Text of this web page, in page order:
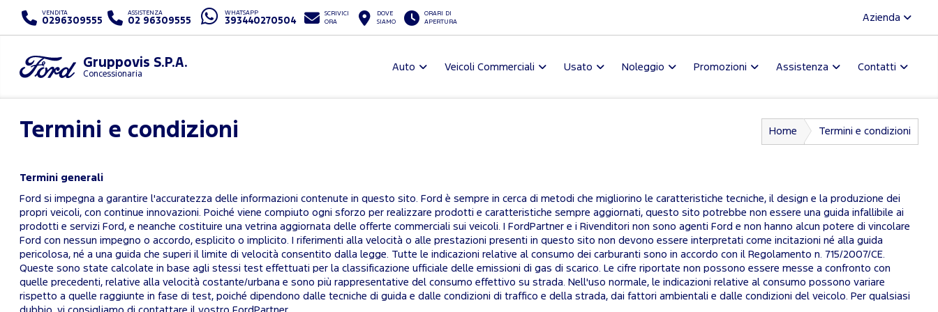
VENDITA
0296309555
ASSISTENZA
02 96309555
WHATSAPP
393440270504
SCRIVICI
ORA
DOVE
SIAMO
ORARI DI
APERTURA
Azienda
Gruppovis S.P.A.
Concessionaria
Auto Veicoli Commerciali Usato Noleggio Promozioni Assistenza Contatti
Termini e condizioni Home Termini e condizioni
Termini generali
Ford si impegna a garantire l'accuratezza delle informazioni contenute in questo sito. Ford è sempre in cerca di metodi che migliorino le caratteristiche tecniche, il design e la produzione dei
propri veicoli, con continue innovazioni. Poiché viene compiuto ogni sforzo per realizzare prodotti e caratteristiche sempre aggiornati, questo sito potrebbe non essere una guida infallibile ai
prodotti e servizi Ford, e neanche costituire una vetrina aggiornata delle offerte commerciali sui veicoli. I FordPartner e i Rivenditori non sono agenti Ford e non hanno alcun potere di vincolare
Ford con nessun impegno o accordo, esplicito o implicito. I riferimenti alla velocità o alle prestazioni presenti in questo sito non devono essere interpretati come incitazioni né alla guida
pericolosa, né a una guida che superi il limite di velocità consentito dalla legge. Tutte le indicazioni relative al consumo dei carburanti sono in accordo con il Regolamento n. 715/2007/CE.
Queste sono state calcolate in base agli stessi test effettuati per la classificazione ufficiale delle emissioni di gas di scarico. Le cifre riportate non possono essere messe a confronto con
quelle precedenti, relative alla velocità costante/urbana e sono più rappresentative del consumo effettivo su strada. Nell'uso normale, le indicazioni relative al consumo possono variare
rispetto a quelle raggiunte in fase di test, poiché dipendono dalle tecniche di guida e dalle condizioni di traffico e della strada, dai fattori ambientali e dalle condizioni del veicolo. Per qualsiasi